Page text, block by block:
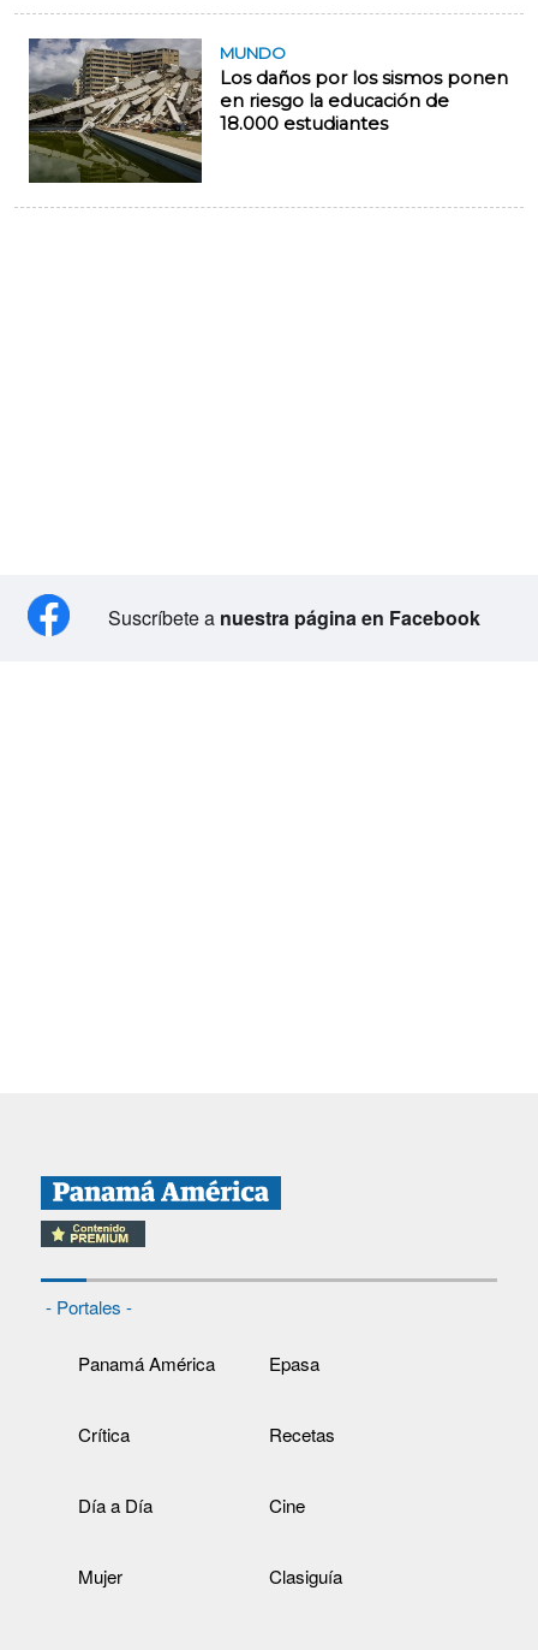
MUNDO
Los daños por los sismos ponen
en riesgo la educación de
18.000 estudiantes
Suscríbete a nuestra página en Facebook
- Portales -
Panamá América Epasa
Crítica Recetas
Día a Día Cine
Mujer Clasiguía